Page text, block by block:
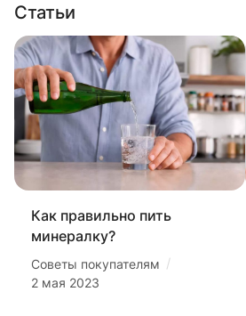
Статьи
Как правильно пить
минералку?
Советы покупателям /
2 мая 2023